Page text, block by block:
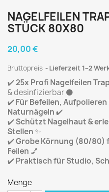
NAGELFEILEN
STÜCK 80X80
20,00 €
Bruttopreis Lieferzeit 1–2
✔️ 25x Profi Nagelfeilen
& desinfizierbar ⚫
✔️ Für Befeilen,
Naturnägeln ✔️
✔️Schützt Nagelhaut &
Stellen ✨
✔️Grobe Körnung (80/80)
Feilen 💅
✔️ Praktisch für Studio,
Menge